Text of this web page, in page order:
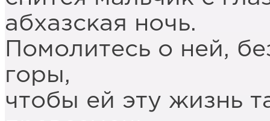
абхазская ночь.
Помолитесь о ней,
горы,
чтобы ей эту жизнь